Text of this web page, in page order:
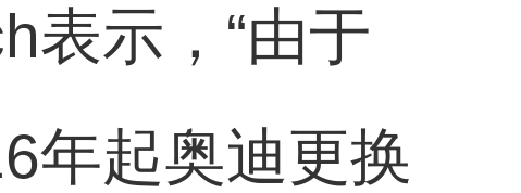
表示，“由于
年起奥迪更换